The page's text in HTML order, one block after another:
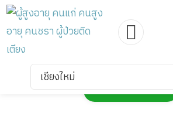
เชียงใหม่
กดเพื่อแสดงแผนที่